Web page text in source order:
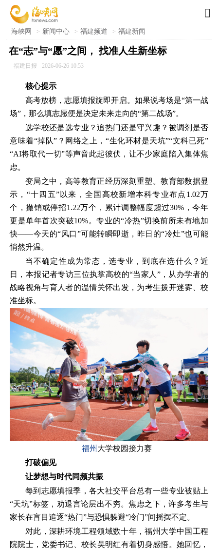

海峡网 > 新闻中心 > 福建频道 > 福建新闻
在“志”与“愿”之间， 找准人生新坐标
福建日报 2026-06-26 10:53
核心提示
高考放榜，志愿填报旋即开启。如果说考场是“第一战
场”，那么填志愿便是决定未来走向的“第二战场”。
选学校还是选专业？追热门还是守兴趣？被调剂是否
意味着“掉队”？网络之上，“生化环材是天坑”“文科已死”
“AI将取代一切”等声音此起彼伏，让不少家庭陷入集体焦
虑。
变局之中，高等教育正经历深刻重塑。教育部数据显
示，“十四五”以来，全国高校新增本科专业布点1.02万
个，撤销或停招1.22万个，累计调整幅度超过30%，今年
更是单年首次突破10%。专业的“冷热”切换前所未有地加
快——今天的“风口”可能转瞬即逝，昨日的“冷灶”也可能
悄然升温。
当不确定性成为常态，选专业，到底在选什么？近
日，本报记者专访三位执掌高校的“当家人”，从办学者的
战略视角与育人者的温情关怀出发，为考生拨开迷雾、校
准坐标。
福州 大学校园接力赛
打破偏见
让梦想与时代同频共振
每到志愿填报季，各大社交平台总有一些专业被贴上
“天坑”标签，劝退言论层出不穷。焦虑之下，许多考生与
家长在盲目追逐“热门”与恐惧躲避“冷门”间摇摆不定。
对此，深耕环境工程领域数十年，福州大学中国工程
院院士，党委书记、校长吴明红有着切身感悟。她回忆，